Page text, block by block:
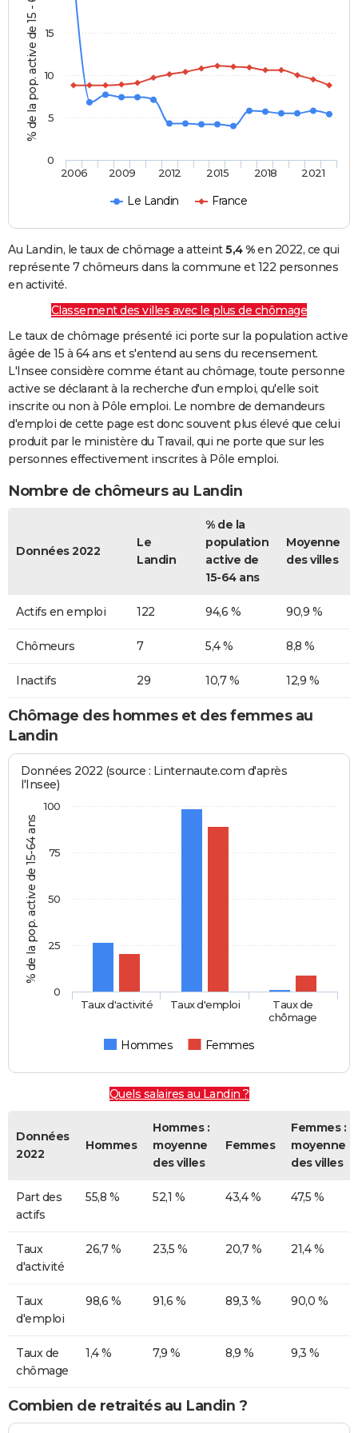
% de la pop. active de 15 - 64 ans
Le Landin France
2006 2009 2012 2015 2018 2021
0
5
10
15
Au Landin, le taux de chômage a atteint5,4 %en 2022, ce qui
représente 7 chômeurs dans la commune et 122 personnes
en activité.
Classement des villes avec le plus de chômage
Le taux de chômage présenté ici porte sur la population active
âgée de 15 à 64 ans et s'entend au sens du recensement.
L'Insee considère comme étant au chômage, toute personne
active se déclarant à la recherche d'un emploi, qu'elle soit
inscrite ou non à Pôle emploi. Le nombre de demandeurs
d'emploi de cette page est donc souvent plus élevé que celui
produit par le ministère du Travail, qui ne porte que sur les
personnes effectivement inscrites à Pôle emploi.
Nombre de chômeurs au Landin
Données 2022
Le
Landin
% de la
population
active de
15-64 ans
Moyenne
des villes
Actifs en emploi 122 94,6 % 90,9 %
Chômeurs 7 5,4 % 8,8 %
Inactifs 29 10,7 % 12,9 %
Chômage des hommes et des femmes au
Landin
% de la pop. active de 15-64 ans
Données 2022 (source : Linternaute.com d'après
l'Insee)
Hommes Femmes
Taux d'activité Taux d'emploi
Taux de
chômage
0
25
50
75
100
Quels salaires au Landin ?
Données
2022
Hommes
Hommes :
moyenne
des villes
Femmes
Femmes :
moyenne
des villes
Part des
actifs
55,8 % 52,1 % 43,4 % 47,5 %
Taux
d'activité
26,7 % 23,5 % 20,7 % 21,4 %
Taux
d'emploi
98,6 % 91,6 % 89,3 % 90,0 %
Taux de
chômage
1,4 % 7,9 % 8,9 % 9,3 %
Combien de retraités au Landin ?